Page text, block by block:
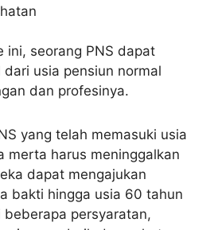
ini, seorang PNS dapat
usia pensiun normal
dan profesinya.
yang telah memasuki usia
merta harus meninggalkan
dapat mengajukan
bakti hingga usia 60 tahun
beberapa persyaratan,